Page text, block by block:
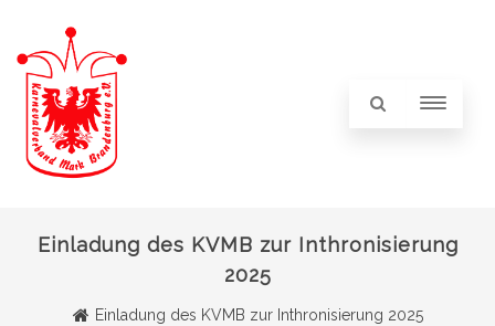
Einladung des KVMB zur Inthronisierung
2025
Einladung des KVMB zur Inthronisierung 2025